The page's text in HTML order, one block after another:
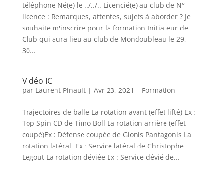
téléphone Né(e) le ../../.. Licencié(e) au club de N°
licence : Remarques, attentes, sujets à aborder ? Je
souhaite m'inscrire pour la formation Initiateur de
Club qui aura lieu au club de Mondoubleau le 29,
30...
Vidéo IC
par Laurent Pinault| Avr 23, 2021 | Formation
Trajectoires de balle La rotation avant (effet lifté) Ex :
Top Spin CD de Timo Boll La rotation arrière (effet
coupé)Ex : Défense coupée de Gionis Pantagonis La
rotation latéral Ex : Service latéral de Christophe
Legout La rotation déviée Ex : Service dévié de...